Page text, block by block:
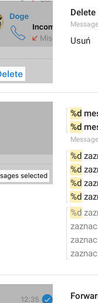
Delete
Usuń
%d
%d
%d
%d
%d
%d
%d